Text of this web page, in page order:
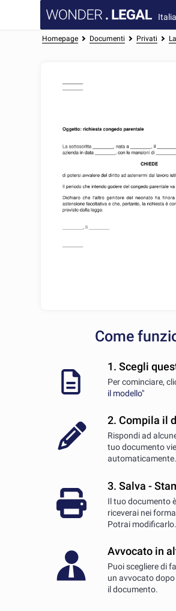
Italia
Homepage Documenti Privati
Come
1. Scegli
Per cominciare,
il modello"
2. Compila il
Rispondi ad
tuo documento
automaticamente.
3. Salva -
Il tuo documento
riceverai nei
Potrai modificarlo.
Avvocato in
Puoi scegliere di
un avvocato
il documento.